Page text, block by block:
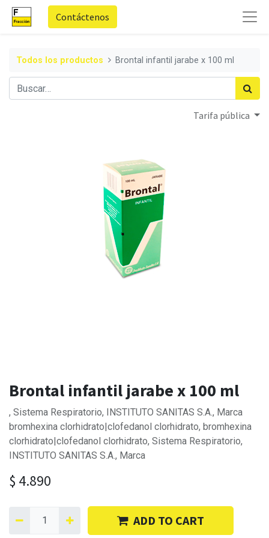
Contáctenos
Todos los productos Brontal infantil jarabe x 100 ml
Tarifa pública
Brontal infantil jarabe x 100 ml
, Sistema Respiratorio, INSTITUTO SANITAS S.A., Marca
bromhexina clorhidrato|clofedanol clorhidrato, bromhexina
clorhidrato|clofedanol clorhidrato, Sistema Respiratorio,
INSTITUTO SANITAS S.A., Marca
$ 4.890
ADD TO CART